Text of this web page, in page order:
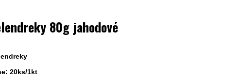
80g jahodové
20ks/1kt